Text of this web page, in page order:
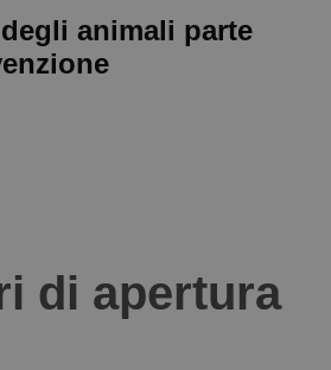
animali parte
di apertura